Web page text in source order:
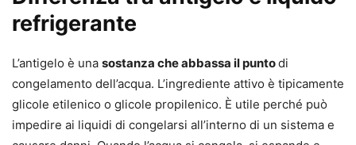
refrigerante
L’antigelo è una sostanza che abbassa il puntodi
congelamento dell’acqua. L’ingrediente attivo è tipicamente
glicole etilenico o glicole propilenico. È utile perché può
impedire ai liquidi di congelarsi all’interno di un sistema e